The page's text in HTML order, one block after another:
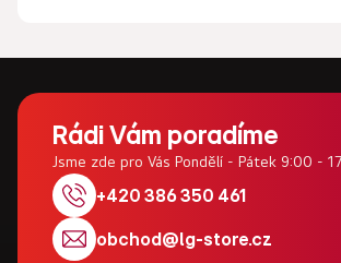
p
u
Rádi Vám poradíme
Jsme zde pro Vás Pondělí - Pátek 9:00 -
+420 386 350 461
obchod@lg-store.cz